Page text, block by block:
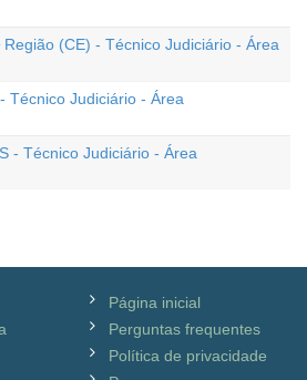
(CE) - Técnico Judiciário - Área
Técnico Judiciário - Área
- Técnico Judiciário - Área
Página inicial
Perguntas frequentes
Política de privacidade